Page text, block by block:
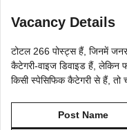
Vacancy Details
टोटल 266 पोस्ट्स हैं, जिनमें
कैटेगरी-वाइज डिवाइड हैं,
किसी स्पेसिफिक कैटेगरी से हैं, तो
Post Name